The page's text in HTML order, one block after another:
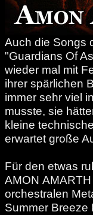
Auch die Songs
"Guardians Of
wieder mal mit
ihrer spärlichen
immer sehr viel
musste, sie
kleine
erwartet große
Für den etwas
AMON
orchestralen
Summer